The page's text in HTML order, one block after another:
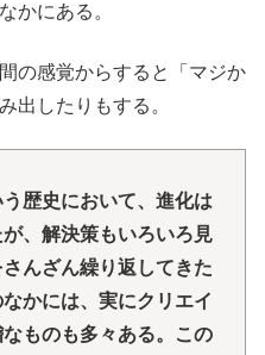
かにある。
の感覚からすると「マジか
出したりもする。
歴史において、進化は
、解決策もいろいろ見
んざん繰り返してきた
かには、実にクリエイ
ものも多々ある。この